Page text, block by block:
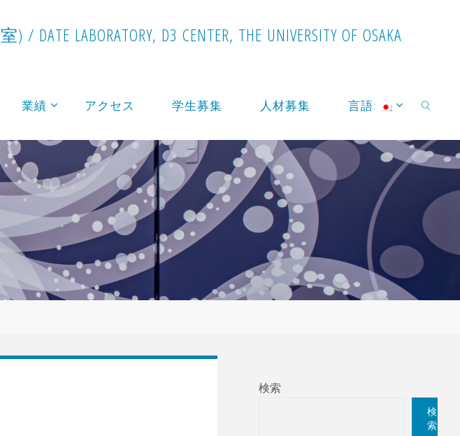
室) / DATE LABORATORY, D3 CENTER, THE UNIVERSITY OF OSAKA
業績 アクセス 学生募集 人材募集 言語:
検索
検索
検
索